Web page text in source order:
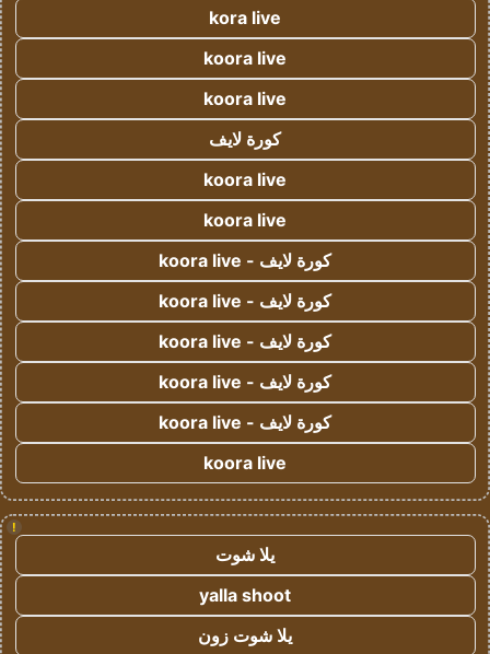
kora live
koora live
koora live
كورة لايف
koora live
koora live
كورة لايف - koora live
كورة لايف - koora live
كورة لايف - koora live
كورة لايف - koora live
كورة لايف - koora live
koora live
!
يلا شوت
yalla shoot
يلا شوت زون